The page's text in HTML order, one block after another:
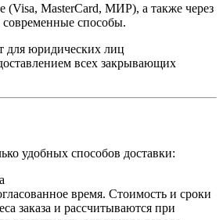
(Visa, MasterCard, МИР), а также через
способы.
для юридических лиц
всех закрывающих
удобных способов доставки:
время. Стоимость и сроки
заказа и рассчитываются при